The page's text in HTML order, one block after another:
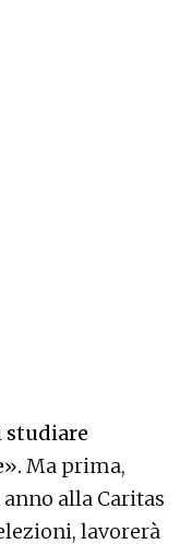
studiare
». Ma prima,
alla Caritas
lavorerà